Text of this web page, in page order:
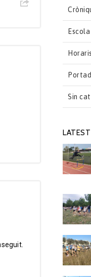
Horaris
Sin